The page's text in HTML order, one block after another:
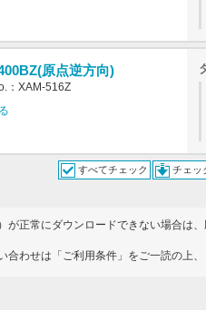
原点逆方向)
：XAM-516Z
すべてチェック チェッ
が正常にダウンロードできない場合は
合わせは「ご利用条件」をご一読の上、